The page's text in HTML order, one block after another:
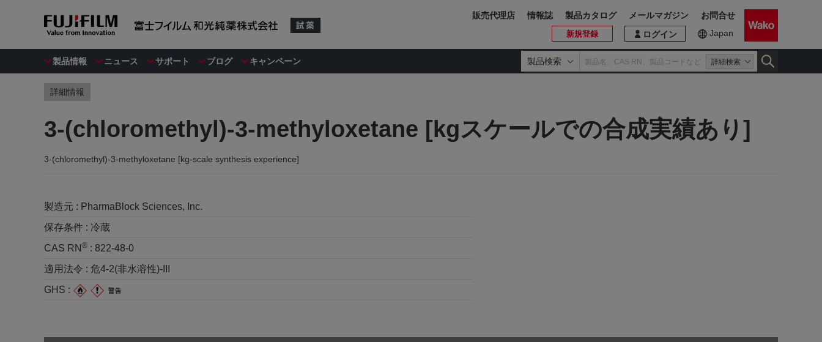
製品情報 ニュース サポート ブログ キャンペーン 製品検索 詳細検索
ログイン
新規登録 Japan
販売代理店 情報誌 製品カタログ メールマガジン お問合せ
詳細情報
3-(chloromethyl)-3-methyloxetane [kgスケールでの合成実績あり]
3-(chloromethyl)-3-methyloxetane [kg-scale synthesis experience]
製造元 : PharmaBlock Sciences, Inc.
保存条件 : 冷蔵
CAS RN ® : 822-48-0
適用法令 : 危4-2(非水溶性)-III
GHS :